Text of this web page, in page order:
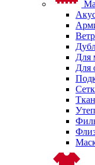
Для
Для